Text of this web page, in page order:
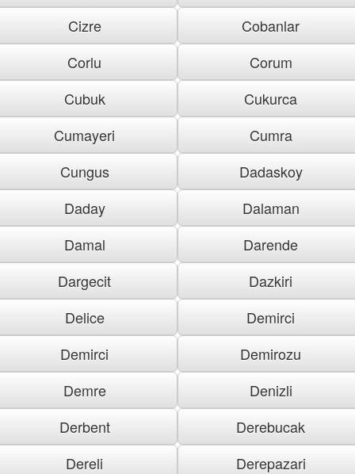
Cizre
Cobanlar
Corlu
Corum
Cubuk
Cukurca
Cumayeri
Cumra
Cungus
Dadaskoy
Daday
Dalaman
Damal
Darende
Dargecit
Dazkiri
Delice
Demirci
Demirci
Demirozu
Demre
Denizli
Derbent
Derebucak
Dereli
Derepazari